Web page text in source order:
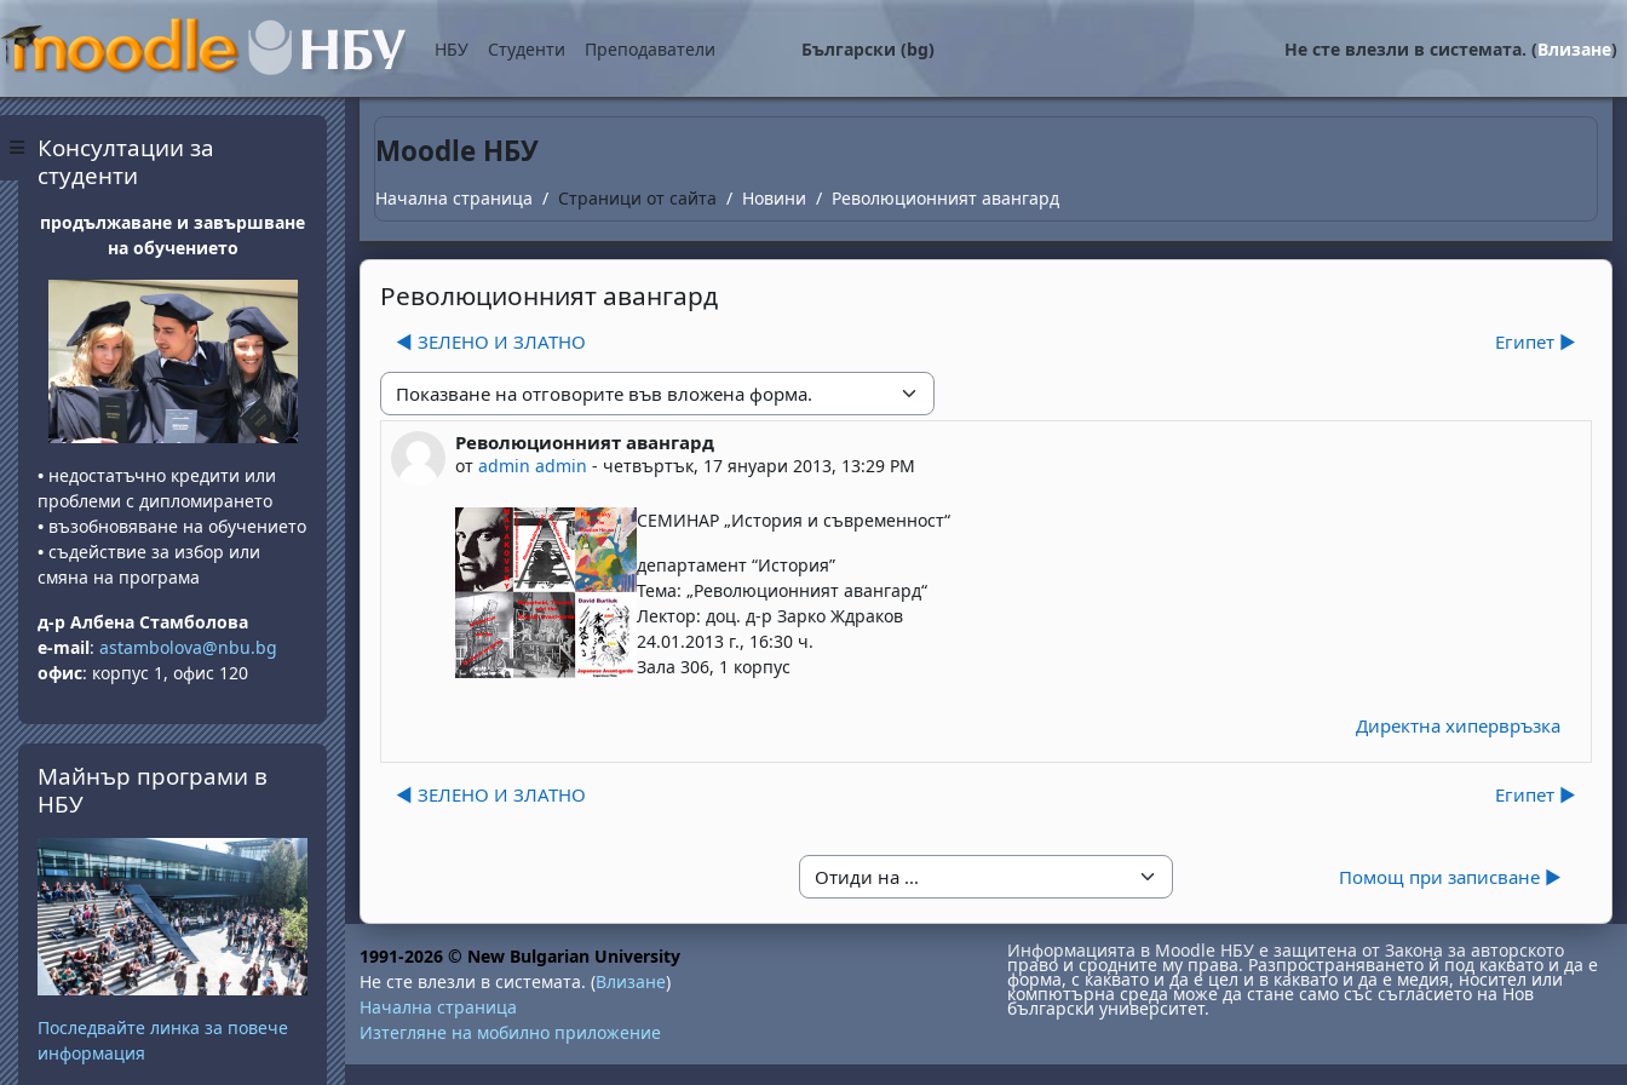
Прескочи на основното съдържание
Страничен панел
НБУ Студенти Преподаватели Български ‎(bg)‎ Не сте влезли в системата. (Влизане)
Moodle НБУ
Начална страница Страници от сайта Новини Революционният авангард
Революционният авангард
◀︎ ЗЕЛЕНО И ЗЛАТНО Египет ▶︎
Начин на показване
Революционният авангард
от admin admin - четвъртък, 17 януари 2013, 13:29 PM
Number of replies: 0
СЕМИНАР „История и съвременност“
департамент “История”
Тема: „Революционният авангард“
Лектор: доц. д-р Зарко Ждраков
24.01.2013 г., 16:30 ч.
Зала 306, 1 корпус
Директна хипервръзка
◀︎ ЗЕЛЕНО И ЗЛАТНО Египет ▶︎
Отиди на ... Помощ при записване ▶︎
Блокове
Консултации за
студенти
продължаване и завършване
на обучението
• недостатъчно кредити или
проблеми с дипломирането
• възобновяване на обучението
• съдействие за избор или
смяна на програма
д-р Албена Стамболова
e-mail: astambolova@nbu.bg
офис: корпус 1, офис 120
Прескочи Майнър програми в НБУ
Майнър програми в
НБУ
Последвайте линка за повече
информация
Информацията в Moodle НБУ е защитена от Закона за авторското
право и сродните му права. Разпространяването й под каквато и да е
форма, с каквато и да е цел и в каквато и да е медия, носител или
компютърна среда може да стане само със съгласието на Нов
български университет.
1991-2026 © New Bulgarian University
Не сте влезли в системата. (Влизане)
Начална страница
Изтегляне на мобилно приложение